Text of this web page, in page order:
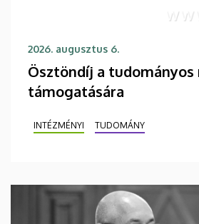
2026. augusztus 6.
Ösztöndíj a tudományos
támogatására
INTÉZMÉNYI TUDOMÁNY